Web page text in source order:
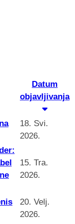
Datum
objavljivanja
18. Svi.
2026.
15. Tra.
2026.
20. Velj.
2026.